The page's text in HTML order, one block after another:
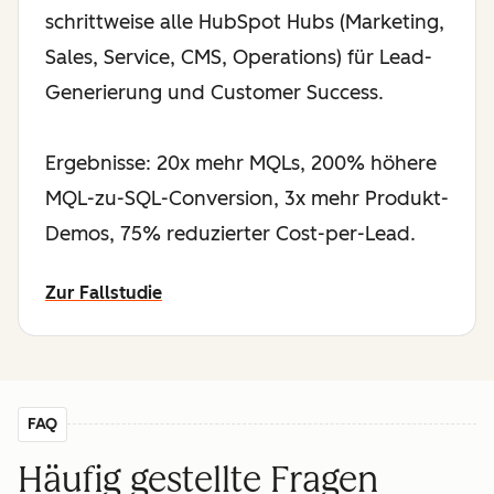
schrittweise alle HubSpot Hubs (Marketing,
Sales, Service, CMS, Operations) für Lead-
Generierung und Customer Success.
Ergebnisse: 20x mehr MQLs, 200% höhere
MQL-zu-SQL-Conversion, 3x mehr Produkt-
Demos, 75% reduzierter Cost-per-Lead.
Zur Fallstudie
FAQ
Häufig gestellte Fragen